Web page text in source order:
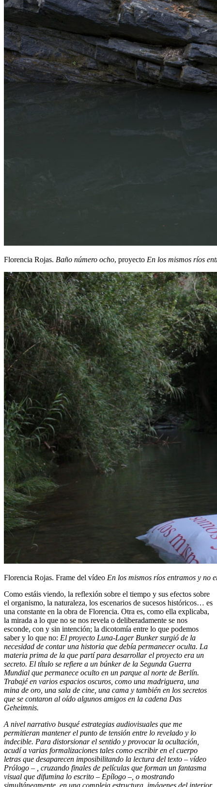
Florencia Rojas. Baño número ocho, proyecto En los mismos ríos
Florencia Rojas. Frame del vídeo En los mismos ríos entramos y no
Como estáis viendo, la reflexión sobre el tiempo y sus efectos sobre
el organismo, la naturaleza, los escenarios de sucesos históricos… es
una constante en la obra de Florencia. Otra es, como ella explicaba,
la mirada a lo que no se nos revela o deliberadamente se nos
esconde, con y sin intención; la dicotomía entre lo que podemos
saber y lo que no: El proyecto Luna-Lager Bunker surgió de la
necesidad de contar una historia que debía permanecer oculta. La
materia prima de la que partí para desarrollar el proyecto era un
secreto. El título se refiere a un búnker de la Segunda Guerra
Mundial que permanece oculto en un parque al norte de Berlín.
Trabajé en varios espacios oscuros, como una madriguera, una
mina de oro, una sala de cine, una cama y también en los secretos
que se contaron al oído algunos amigos en la cadena Das
Geheimnis.
A nivel narrativo busqué estrategias audiovisuales que me
permitieran mantener el punto de tensión entre lo revelado y lo
indecible. Para distorsionar el sentido y provocar la ocultación,
acudí a varias formalizaciones tales como escribir en el cuerpo
letras que desaparecen imposibilitando la lectura del texto – vídeo
Prólogo – , cruzando finales de películas que forman un fantasma
visual que difumina lo escrito – Epílogo –, o mostrando